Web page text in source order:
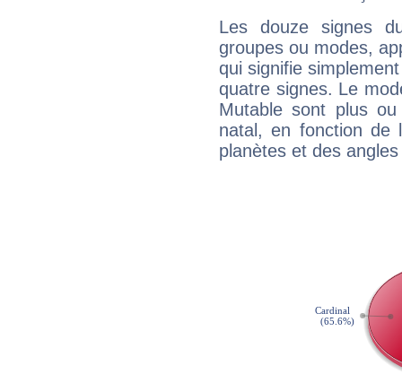
Les douze signes
groupes ou modes,
qui signifie
quatre signes. Le
Mutable sont plus
natal, en fonction de
planètes et des